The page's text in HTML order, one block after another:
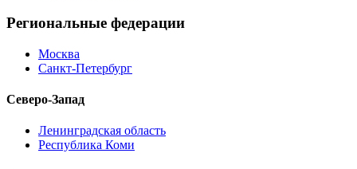
Региональные федерации
Москва
Санкт-Петербург
Северо-Запад
Ленинградская область
Республика Коми